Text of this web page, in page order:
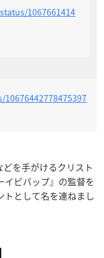
1067661414
を手がけるクリスト
イビバップ』の監督を
トとして名を連ねまし